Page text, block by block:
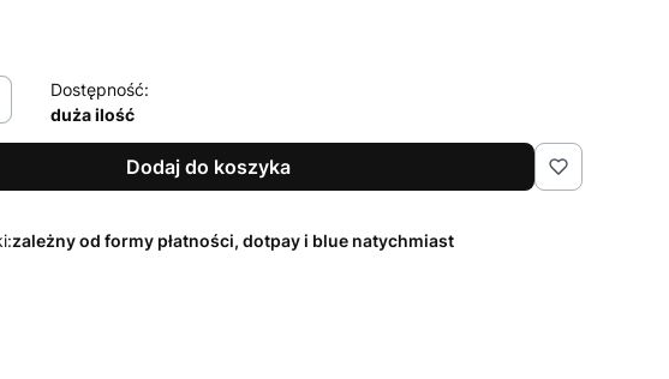
Dostępność:
duża ilość
Dodaj do koszyka
zależny od formy płatności, dotpay i blue natychmiast